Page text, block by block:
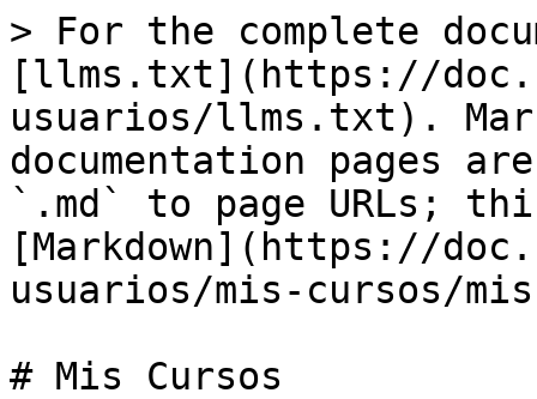
> For the complete
[llms.txt](https://
usuarios/llms.txt).
documentation pages
`.md` to page URLs;
[Markdown](https://
usuarios/mis-cursos/
# Mis Cursos